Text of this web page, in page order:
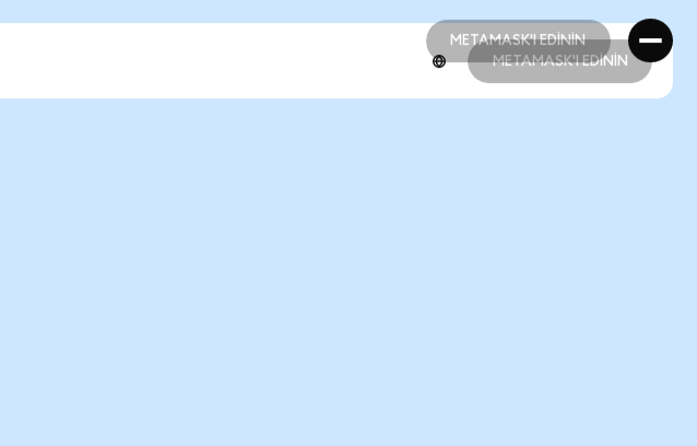
METAMASK'I EDİNİN
METAMASK'I EDİNİN
METAMASK'I EDİNİN